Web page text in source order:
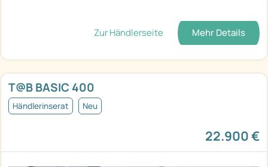
Zur Händlerseite Mehr Details
T@B BASIC 400
Händlerinserat Neu
22.900 €